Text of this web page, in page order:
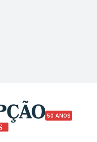
50 ANOS